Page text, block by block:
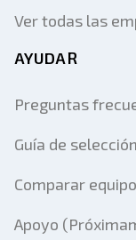
Ver todas las
AYUDAR
Preguntas
Guía de
Comparar equipo
Apoyo